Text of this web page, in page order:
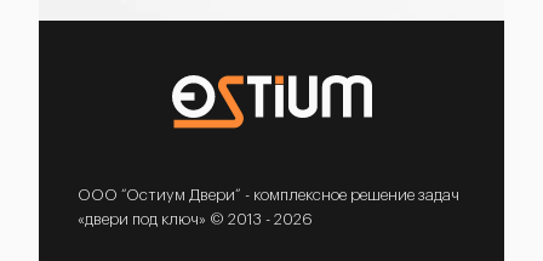
ООО “Остиум Двери” - комплексное решение задач
«двери под ключ» © 2013 - 2026